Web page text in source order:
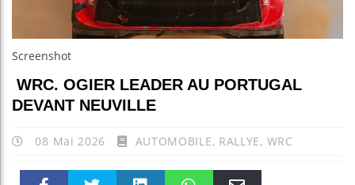
Screenshot
WRC. OGIER LEADER AU PORTUGAL
DEVANT NEUVILLE
08 Mai 2026 AUTOMOBILE, RALLYE, WRC